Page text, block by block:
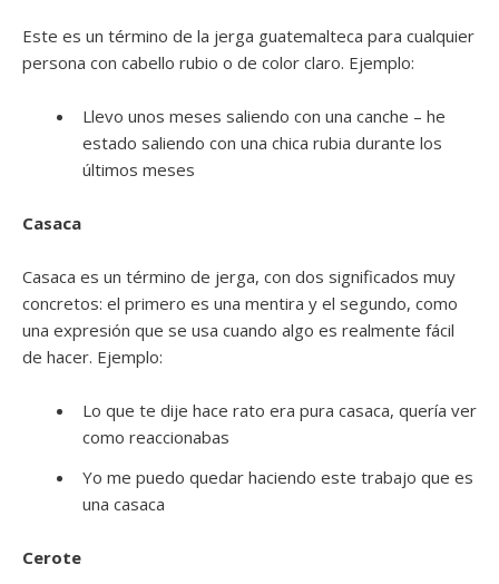
Este es un término de la jerga guatemalteca para cualquier
persona con cabello rubio o de color claro. Ejemplo:
Llevo unos meses saliendo con una canche – he
estado saliendo con una chica rubia durante los
últimos meses
Casaca
Casaca es un término de jerga, con dos significados muy
concretos: el primero es una mentira y el segundo, como
una expresión que se usa cuando algo es realmente fácil
de hacer. Ejemplo:
Lo que te dije hace rato era pura casaca, quería ver
como reaccionabas
Yo me puedo quedar haciendo este trabajo que es
una casaca
Cerote